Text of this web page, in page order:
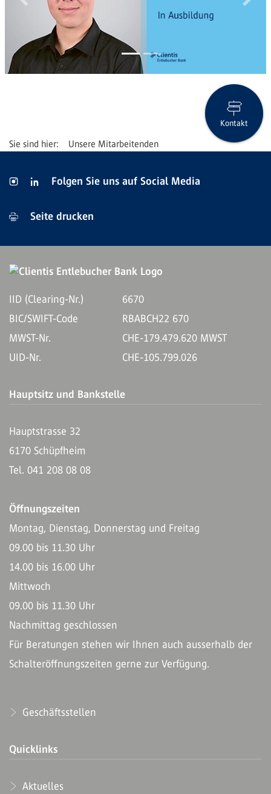
Previous Next
Unsere Mitarbeitenden
Kontakt
Folgen Sie uns auf Social Media
Seite drucken
IID (Clearing-Nr.)
6670
BIC/SWIFT-Code
RBABCH22 670
MWST-Nr.
CHE-179.479.620 MWST
UID-Nr.
CHE-105.799.026
Hauptsitz und Bankstelle
Hauptstrasse 32
6170 Schüpfheim
Tel. 041 208 08 08
Öffnungszeiten
Montag, Dienstag, Donnerstag und Freitag
09.00 bis 11.30 Uhr
14.00 bis 16.00 Uhr
Mittwoch
09.00 bis 11.30 Uhr
Nachmittag geschlossen
Für Beratungen stehen wir Ihnen auch ausserhalb der
Schalteröffnungszeiten gerne zur Verfügung.
Geschäftsstellen
Quicklinks
Aktuelles